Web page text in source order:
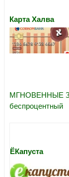
Карта Халва
МГНОВЕННЫЕ
беспроцентный
ЁКапуста